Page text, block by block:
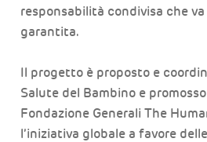
responsabilità condivisa che
garantita.
Il progetto è proposto e
Salute del Bambino e
Fondazione Generali The
l’iniziativa globale a favore